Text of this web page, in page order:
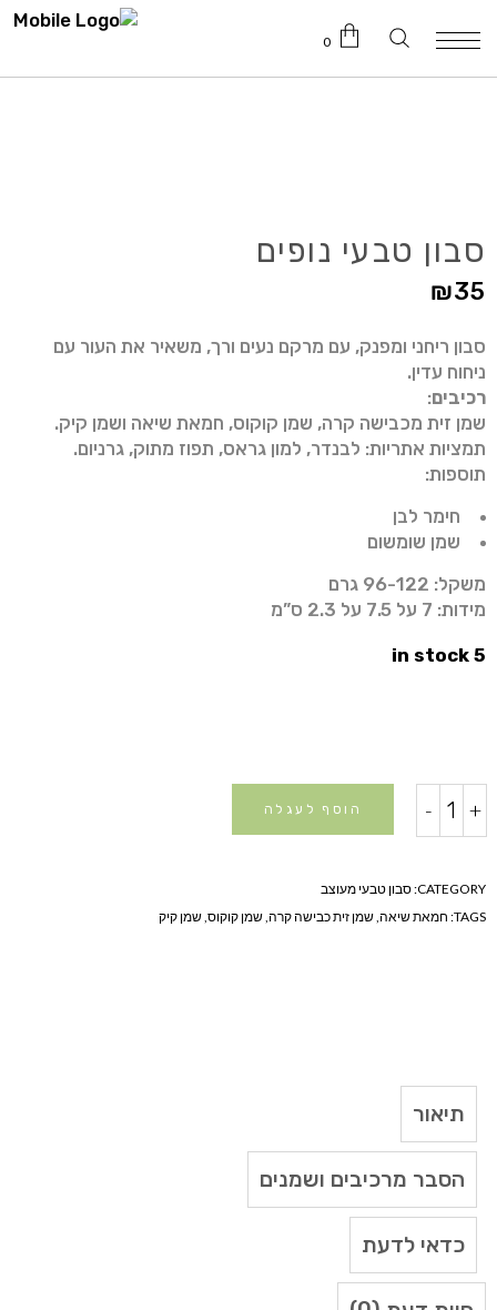
0
סבון טבעי נופים
₪35
סבון ריחני ומפנק, עם מרקם נעים ורך, משאיר את העור עם
ניחוח עדין.
רכיבים:
שמן זית מכבישה קרה, שמן קוקוס, חמאת שיאה ושמן קיק.
תמציות אתריות: לבנדר, למון גראס, תפוז מתוק, גרניום.
תוספות:
חימר לבן
שמן שומשום
משקל: 96-122 גרם
מידות: 7 על 7.5 על 2.3 ס”מ
5 in stock
טבעי
- + הוסף לעגלה
CATEGORY: סבון טבעי מעוצב
TAGS: חמאת שיאה,שמן זית כבישה קרה,שמן קוקוס,שמן קיק
תיאור
הסבר מרכיבים ושמנים
כדאי לדעת